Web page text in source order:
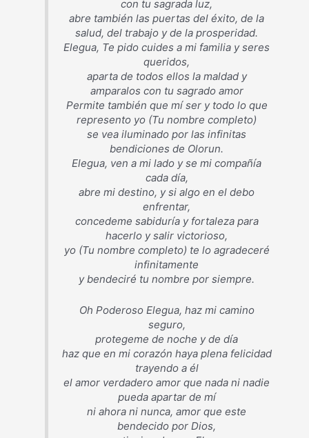
con tu sagrada luz,
abre también las puertas del éxito, de la
salud, del trabajo y de la prosperidad.
Elegua, Te pido cuides a mi familia y seres
queridos,
aparta de todos ellos la maldad y
amparalos con tu sagrado amor
Permite también que mí ser y todo lo que
represento yo (Tu nombre completo)
se vea iluminado por las infinitas
bendiciones de Olorun.
Elegua, ven a mi lado y se mi compañía
cada día,
abre mi destino, y si algo en el debo
enfrentar,
concedeme sabiduría y fortaleza para
hacerlo y salir victorioso,
yo (Tu nombre completo) te lo agradeceré
infinitamente
y bendeciré tu nombre por siempre.
Oh Poderoso Elegua, haz mi camino
seguro,
protegeme de noche y de día
haz que en mi corazón haya plena felicidad
trayendo a él
el amor verdadero amor que nada ni nadie
pueda apartar de mí
ni ahora ni nunca, amor que este
bendecido por Dios,